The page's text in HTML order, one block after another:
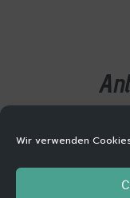
Wir verwenden